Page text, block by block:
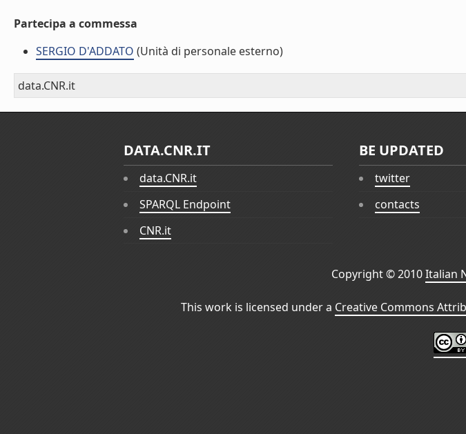
Partecipa a commessa
SERGIO D'ADDATO (Unità di personale esterno)
data.CNR.it
DATA.CNR.IT
data.CNR.it
SPARQL Endpoint
CNR.it
BE UPDATED
twitter
contacts
Copyright © 2010Italian
This work is licensed under a Creative Commons